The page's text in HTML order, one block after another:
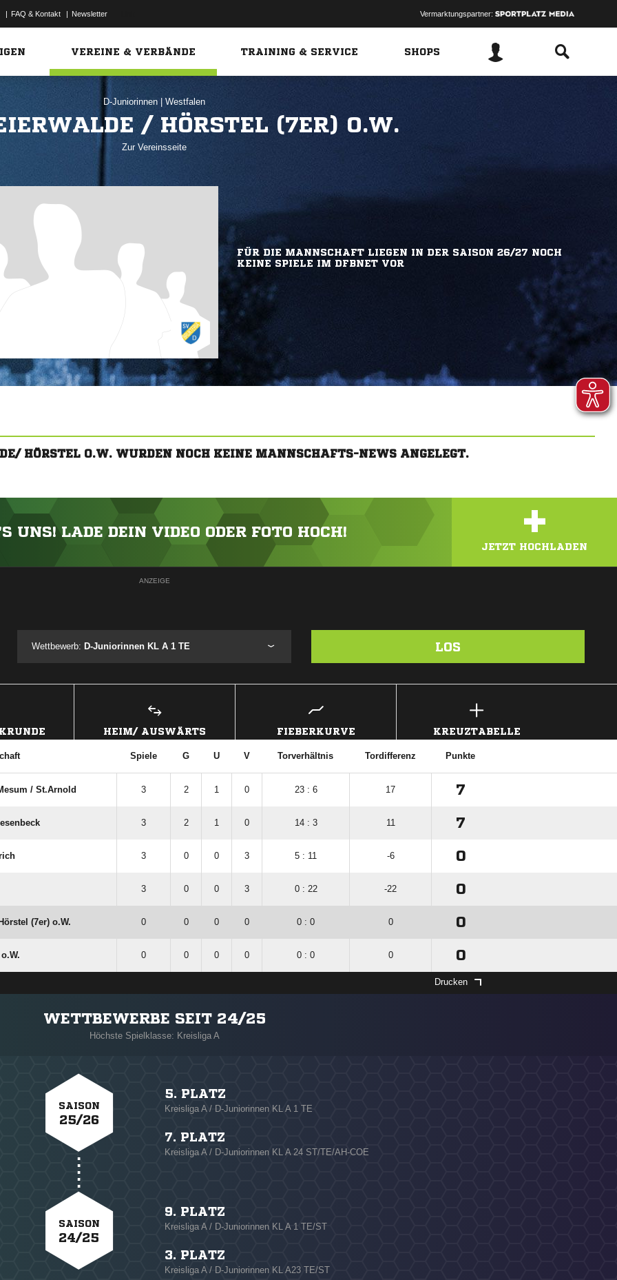
| FAQ & Kontakt | Newsletter Vermarktungspartner:
VEREINE & VERBÄNDE TRAINING & SERVICE SHOPS
D-Juniorinnen Westfalen
/ HÖRSTEL (7ER) O.W.
Zur Vereinsseite
FÜR DIE MANNSCHAFT LIEGEN IN DER SAISON 26/27 NOCH
KEINE SPIELE IM DFBNET VOR
HÖRSTEL O.W. WURDEN NOCH KEINE MANNSCHAFTS-NEWS ANGELEGT.
UNS! LADE DEIN VIDEO ODER FOTO HOCH! +
JETZT HOCHLADEN
ANZEIGE
Wettbewerb: D-Juniorinnen KL A 1 TE LOS
HEIM/ AUSWÄRTS FIEBERKURVE KREUZTABELLE
Spiele G U V Torverhältnis Tordifferenz Punkte
/​ St.Arnold 3 2 1 0 23 : 6 17 7
3 2 1 0 14 : 3 11 7
3 0 0 3 5 : 11 -6 0
3 0 0 3 0 : 22 -22 0
(7er) o.W. 0 0 0 0 0 : 0 0 0
0 0 0 0 0 : 0 0 0
Drucken
WETTBEWERBE SEIT 24/25
Höchste Spielklasse: Kreisliga A
SAISON
25/26
5. PLATZ
Kreisliga A / D-Juniorinnen KL A 1 TE
7. PLATZ
Kreisliga A / D-Juniorinnen KL A 24 ST/TE/AH-COE
SAISON
24/25
9. PLATZ
Kreisliga A / D-Juniorinnen KL A 1 TE/ST
3. PLATZ
Kreisliga A / D-Juniorinnen KL A23 TE/ST